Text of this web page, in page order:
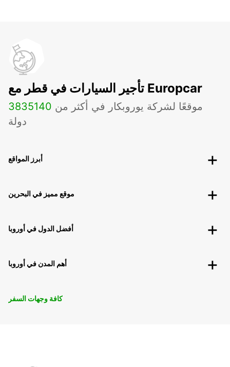
تأجير السيارات في قطر مع Europcar
3835 موقعًا لشركة يوروبكار في أكثر من 140
دولة
أبرز المواقع
موقع مميز في البحرين
أفضل الدول في أوروبا
أهم المدن في أوروبا
كافة وجهات السفر